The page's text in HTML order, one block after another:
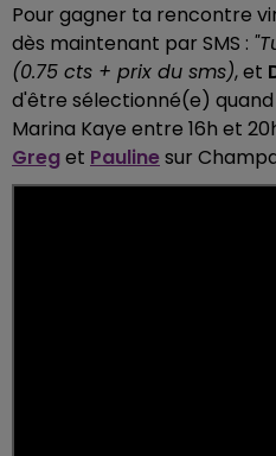
Pour gagner ta rencontre
dès maintenant par SMS :
(0.75 cts + prix du sms), et
d'être sélectionné(e)
Marina Kaye entre 16h et
Greget Paulinesur